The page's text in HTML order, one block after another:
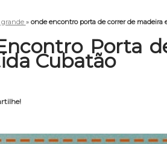
grande » onde encontro porta de correr de madeira
Porta
Cubatão